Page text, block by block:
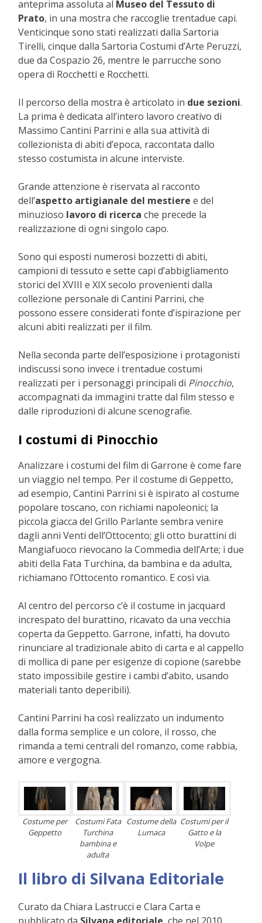
anteprima assoluta al Museo del Tessuto di
Prato, in una mostra che raccoglie trentadue capi.
Venticinque sono stati realizzati dalla Sartoria
Tirelli, cinque dalla Sartoria Costumi d’Arte Peruzzi,
due da Cospazio 26, mentre le parrucche sono
opera di Rocchetti e Rocchetti.
Il percorso della mostra è articolato in due sezioni.
La prima è dedicata all’intero lavoro creativo di
Massimo Cantini Parrini e alla sua attività di
collezionista di abiti d’epoca, raccontata dallo
stesso costumista in alcune interviste.
Grande attenzione è riservata al racconto
dell’aspetto artigianale del mestiere e del
minuzioso lavoro di ricerca che precede la
realizzazione di ogni singolo capo.
Sono qui esposti numerosi bozzetti di abiti,
campioni di tessuto e sette capi d’abbigliamento
storici del XVIII e XIX secolo provenienti dalla
collezione personale di Cantini Parrini, che
possono essere considerati fonte d’ispirazione per
alcuni abiti realizzati per il film.
Nella seconda parte dell’esposizione i protagonisti
indiscussi sono invece i trentadue costumi
realizzati per i personaggi principali di Pinocchio,
accompagnati da immagini tratte dal film stesso e
dalle riproduzioni di alcune scenografie.
I costumi di Pinocchio
Analizzare i costumi del film di Garrone è come fare
un viaggio nel tempo. Per il costume di Geppetto,
ad esempio, Cantini Parrini si è ispirato al costume
popolare toscano, con richiami napoleonici; la
piccola giacca del Grillo Parlante sembra venire
dagli anni Venti dell’Ottocento; gli otto burattini di
Mangiafuoco rievocano la Commedia dell’Arte; i due
abiti della Fata Turchina, da bambina e da adulta,
richiamano l’Ottocento romantico. E così via.
Al centro del percorso c’è il costume in jacquard
increspato del burattino, ricavato da una vecchia
coperta da Geppetto. Garrone, infatti, ha dovuto
rinunciare al tradizionale abito di carta e al cappello
di mollica di pane per esigenze di copione (sarebbe
stato impossibile gestire i cambi d’abito, usando
materiali tanto deperibili).
Cantini Parrini ha così realizzato un indumento
dalla forma semplice e un colore, il rosso, che
rimanda a temi centrali del romanzo, come rabbia,
amore e vergogna.
Costume per
Geppetto
Costumi Fata
Turchina
bambina e
adulta
Costume della
Lumaca
Costumi per il
Gatto e la
Volpe
Il libro di Silvana Editoriale
Curato da Chiara Lastrucci e Clara Carta e